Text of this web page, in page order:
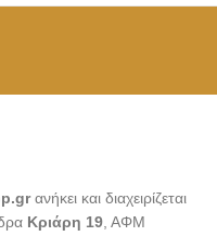
.grανήκει και διαχειρίζεται
Κριάρη 19 , ΑΦΜ